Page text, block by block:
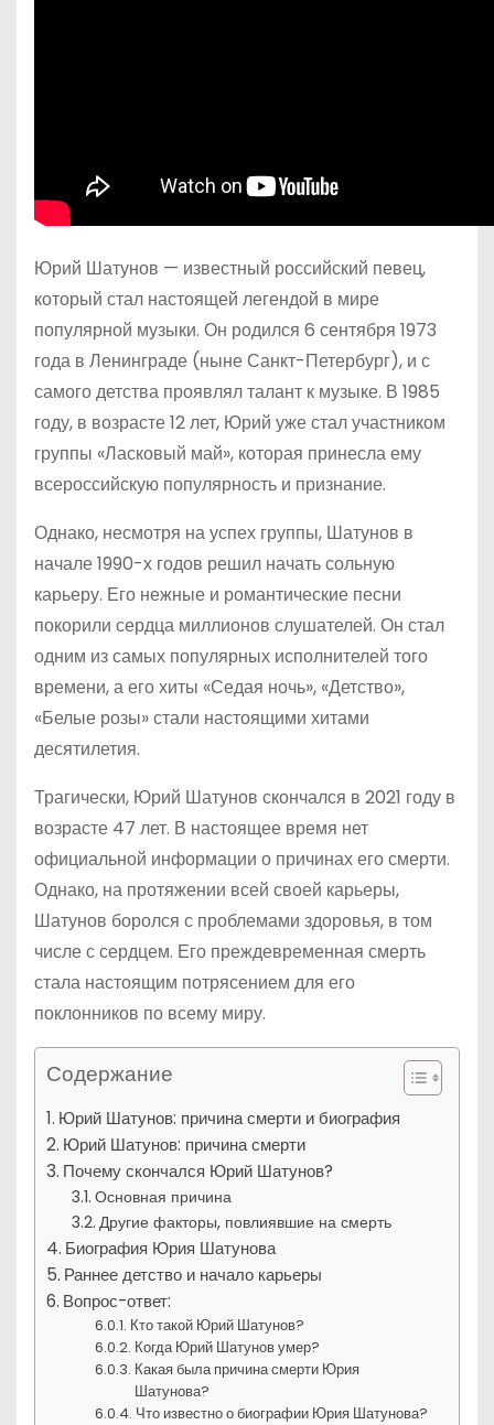
Юрий Шатунов — известный российский певец,
который стал настоящей легендой в мире
популярной музыки. Он родился 6 сентября 1973
года в Ленинграде (ныне Санкт-Петербург), и с
самого детства проявлял талант к музыке. В 1985
году, в возрасте 12 лет, Юрий уже стал участником
группы «Ласковый май», которая принесла ему
всероссийскую популярность и признание.
Однако, несмотря на успех группы, Шатунов в
начале 1990-х годов решил начать сольную
карьеру. Его нежные и романтические песни
покорили сердца миллионов слушателей. Он стал
одним из самых популярных исполнителей того
времени, а его хиты «Седая ночь», «Детство»,
«Белые розы» стали настоящими хитами
десятилетия.
Трагически, Юрий Шатунов скончался в 2021 году в
возрасте 47 лет. В настоящее время нет
официальной информации о причинах его смерти.
Однако, на протяжении всей своей карьеры,
Шатунов боролся с проблемами здоровья, в том
числе с сердцем. Его преждевременная смерть
стала настоящим потрясением для его
поклонников по всему миру.
Содержание
Юрий Шатунов: причина смерти и биография
Юрий Шатунов: причина смерти
Почему скончался Юрий Шатунов?
Основная причина
Другие факторы, повлиявшие на смерть
Биография Юрия Шатунова
Раннее детство и начало карьеры
Вопрос-ответ:
Кто такой Юрий Шатунов?
Когда Юрий Шатунов умер?
Какая была причина смерти Юрия
Шатунова?
Что известно о биографии Юрия Шатунова?